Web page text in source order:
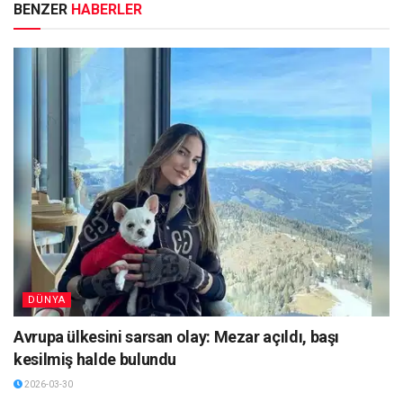
BENZER HABERLER
DÜNYA
Avrupa ülkesini sarsan olay: Mezar açıldı, başı
kesilmiş halde bulundu
2026-03-30